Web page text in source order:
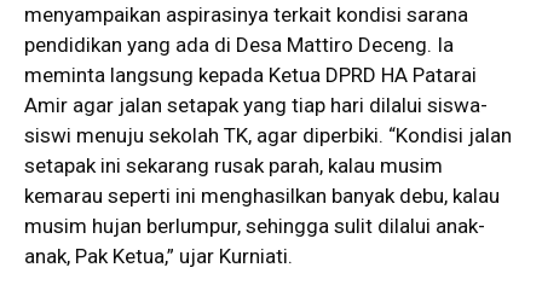
menyampaikan aspirasinya terkait kondisi sarana
pendidikan yang ada di Desa Mattiro Deceng. Ia
meminta langsung kepada Ketua DPRD HA Patarai
Amir agar jalan setapak yang tiap hari dilalui siswa-
siswi menuju sekolah TK, agar diperbiki. “Kondisi jalan
setapak ini sekarang rusak parah, kalau musim
kemarau seperti ini menghasilkan banyak debu, kalau
musim hujan berlumpur, sehingga sulit dilalui anak-
anak, Pak Ketua,” ujar Kurniati.